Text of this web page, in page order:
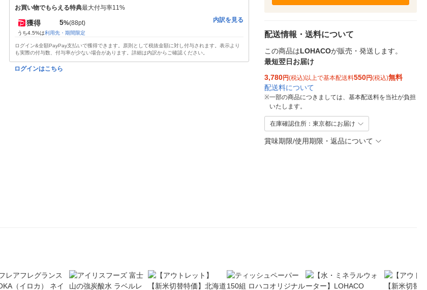
お買い物でもらえる特典最大付与率11%
獲得 5%(88pt)
うち4.5%は利用先・期間限定
内訳を見る
ログイン&全額PayPay支払いで獲得できます。原則として税抜金額に対し付与されます。表示より
も実際の付与数、付与率が少ない場合があります。詳細は内訳からご確認ください。
ログインはこちら
配送情報・送料について
この商品はLOHACOが販売・発送します。
最短翌日お届け
3,780円(税込)以上で基本配送料550円(税込)無料
配送料について
※一部の商品につきましては、基本配送料を当社が負担
いたします。
在庫確認住所：東京都にお届け
賞味期限/使用期限・返品について